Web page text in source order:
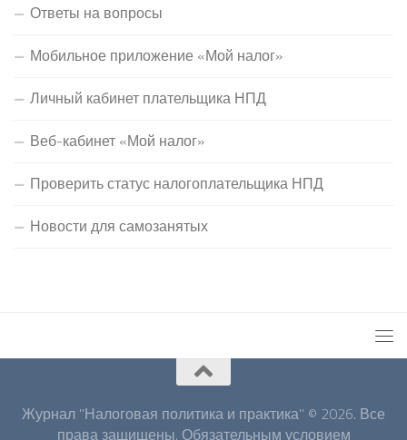
Ответы на вопросы
Мобильное приложение «Мой налог»
Личный кабинет плательщика НПД
Веб-кабинет «Мой налог»
Проверить статус налогоплательщика НПД
Новости для самозанятых
Журнал "Налоговая политика и практика" © 2026. Все
права защищены. Обязательным условием